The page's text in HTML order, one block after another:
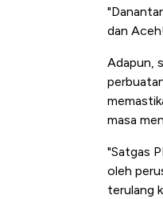
dan
Adapun,
masa
"Satgas
oleh
terulang